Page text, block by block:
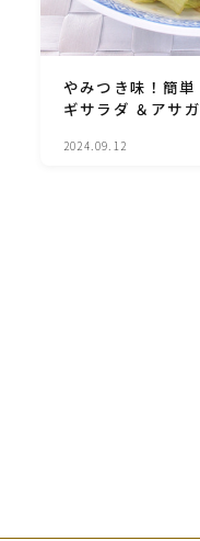
やみつき味！簡
ギサラダ ＆アサ
2024.09.12